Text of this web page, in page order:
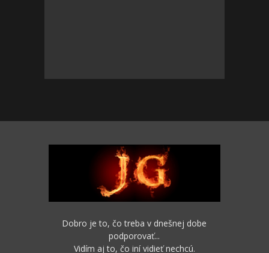
Dobro je to, čo treba v dnešnej dobe
podporovať...
Vidím aj to, čo iní vidieť nechcú.